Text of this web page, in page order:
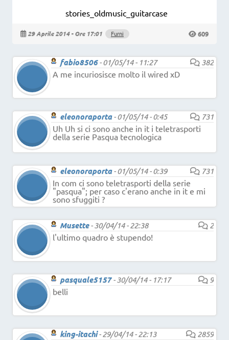
  stories_oldmusic_guitarcase
29 Aprile 2014 - Ore 17:01 Furni 609
fabio8506-01/05/14 - 11:27
382
A me incuriosisce molto il wired xD
eleonoraporta-01/05/14 - 0:45
731
Uh Uh si ci sono anche in it i teletrasporti
della serie Pasqua tecnologica
eleonoraporta-01/05/14 - 0:39
731
In com ci sono teletrasporti della serie
"pasqua"; per caso c'erano anche in it e mi
sono sfuggiti ?
Musette-30/04/14 - 22:38
2
l'ultimo quadro è stupendo!
pasquale5157-30/04/14 - 17:17
9
belli
king-itachi-29/04/14 - 22:13
2859